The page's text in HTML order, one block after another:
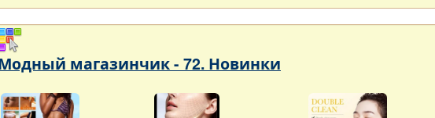
магазинчик - 72. Новинки